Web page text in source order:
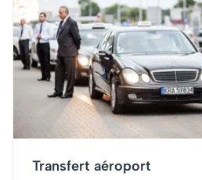
Transfert aéroport